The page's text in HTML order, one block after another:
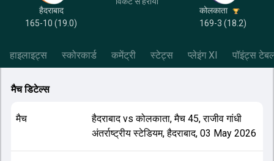
हैदराबाद
165-10 (19.0)
कोलकाता
169-3 (18.2)
हाइलाइट्स स्कोरकार्ड कमेंट्री स्टेट्स प्लेइंग XI पॉइंट्स
मैच डिटेल्स
मैच हैदराबादvsकोलकाता,मैच 45,राजीव गांधी
अंतर्राष्ट्रीय स्टेडियम, हैदराबाद, 03 May 2026